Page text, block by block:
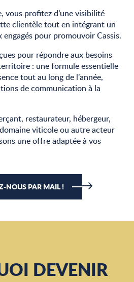
vous profitez d’une visibilité
clientèle tout en intégrant un
engagés pour promouvoir Cassis.
pour répondre aux besoins
: une formule essentielle
tout au long de l’année,
de communication à la
restaurateur, hébergeur,
viticole ou autre acteur
une offre adaptée à vos
NOUS PAR MAIL !
DEVENIR